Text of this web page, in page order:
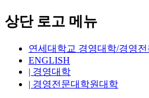
상단 로고 메뉴
연세대학교 경영대학/경영
ENGLISH
| 경영대학
| 경영전문대학원대학